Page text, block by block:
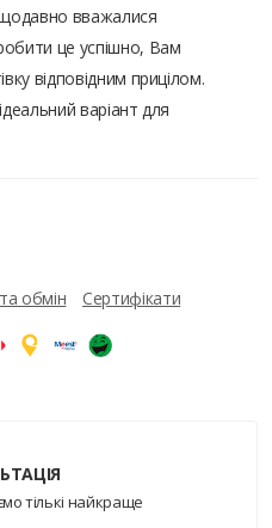
вважалися
це успішно, Вам
відповідним прицілом.
варіант для
обмін
Сертифікати
тількі найкраще